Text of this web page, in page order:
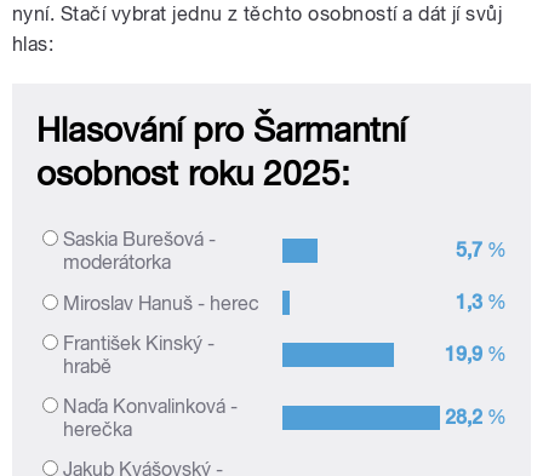
nyní. Stačí vybrat jednu z těchto osobností a dát jí svůj
hlas: